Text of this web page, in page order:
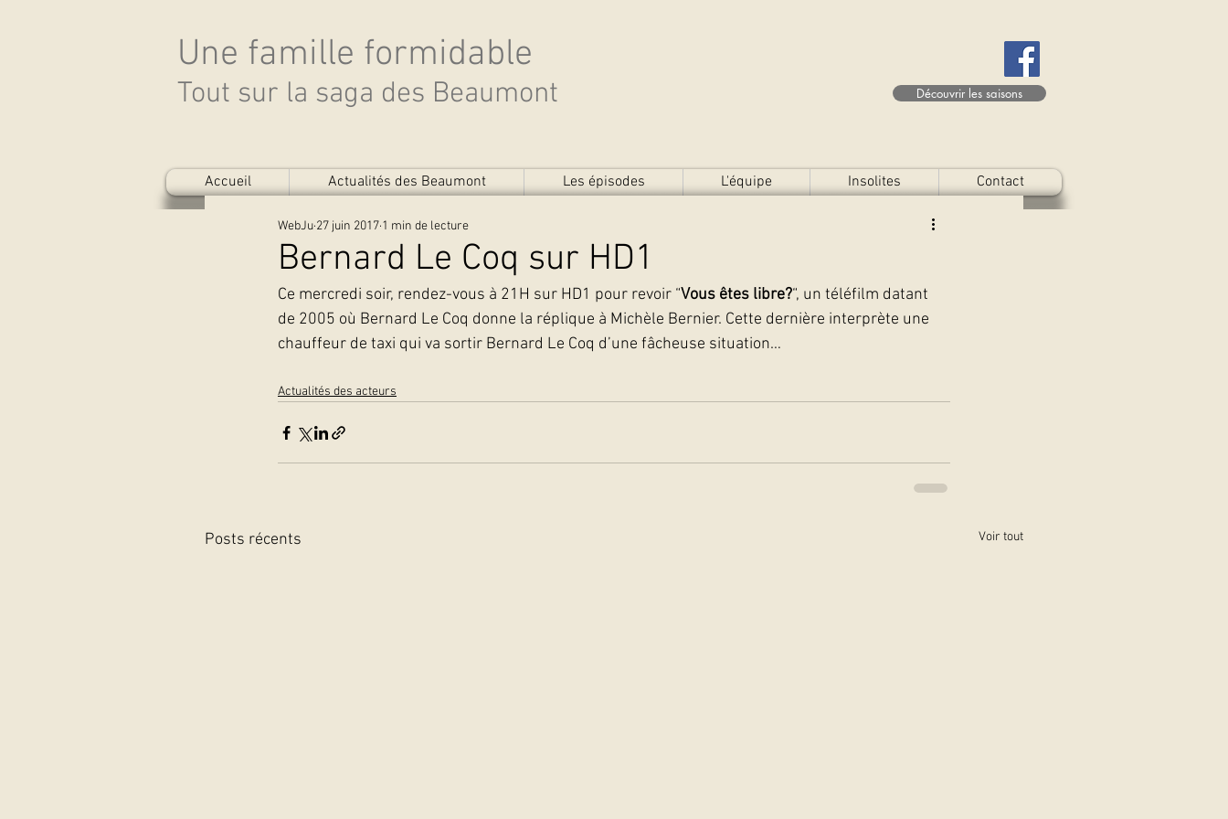
Une famille formidable
Tout sur la saga des Beaumont Découvrir les saisons
Accueil Actualités des Beaumont Les épisodes L'équipe Insolites Contact
Bernard Le Coq sur HD1
WebJu 27 juin 2017 1 min de lecture
Ce mercredi soir, rendez-vous à 21H sur HD1 pour revoir “Vous êtes libre?“, un téléfilm datant
de 2005 où Bernard Le Coq donne la réplique à Michèle Bernier. Cette dernière interprète une
chauffeur de taxi qui va sortir Bernard Le Coq d’une fâcheuse situation…
Actualités des acteurs
Posts récents Voir tout